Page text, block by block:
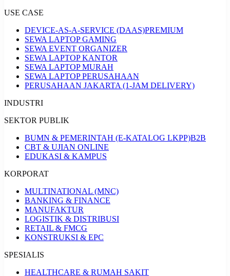
USE CASE
DEVICE-AS-A-SERVICE (DAAS)PREMIUM
SEWA LAPTOP GAMING
SEWA EVENT ORGANIZER
SEWA LAPTOP KANTOR
SEWA LAPTOP MURAH
SEWA LAPTOP PERUSAHAAN
PERUSAHAAN JAKARTA (1-JAM DELIVERY)
INDUSTRI
SEKTOR PUBLIK
BUMN & PEMERINTAH (E-KATALOG LKPP)B2B
CBT & UJIAN ONLINE
EDUKASI & KAMPUS
KORPORAT
MULTINATIONAL (MNC)
BANKING & FINANCE
MANUFAKTUR
LOGISTIK & DISTRIBUSI
RETAIL & FMCG
KONSTRUKSI & EPC
SPESIALIS
HEALTHCARE & RUMAH SAKIT